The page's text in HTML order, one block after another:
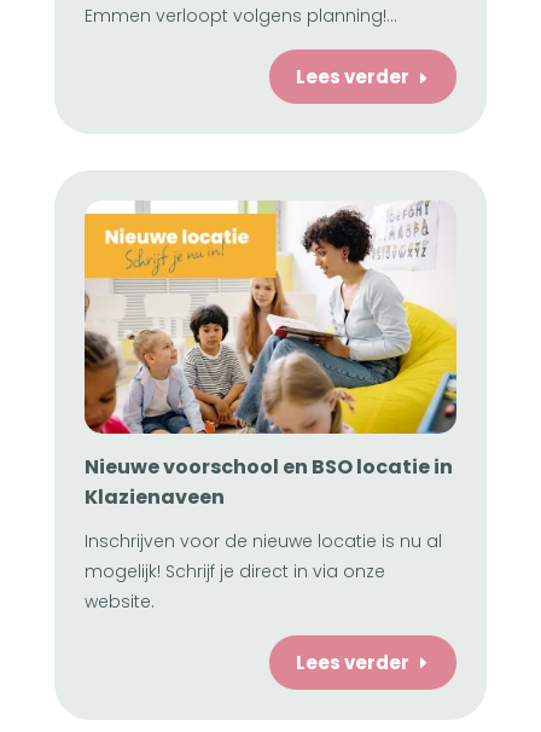
Emmen verloopt volgens planning!...
Lees verder E
Nieuwe voorschool en BSO locatie in
Klazienaveen
Inschrijven voor de nieuwe locatie is nu al
mogelijk! Schrijf je direct in via onze
website.
Lees verder E